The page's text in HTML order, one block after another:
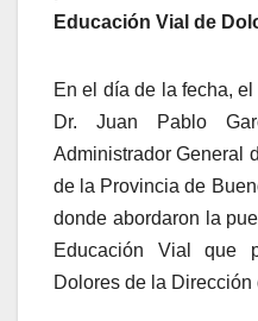
Educación Vial de
En el día de la fecha,
Dr. Juan Pablo
Administrador General
de la Provincia de
donde abordaron la
Educación Vial que
Dolores de la Dirección